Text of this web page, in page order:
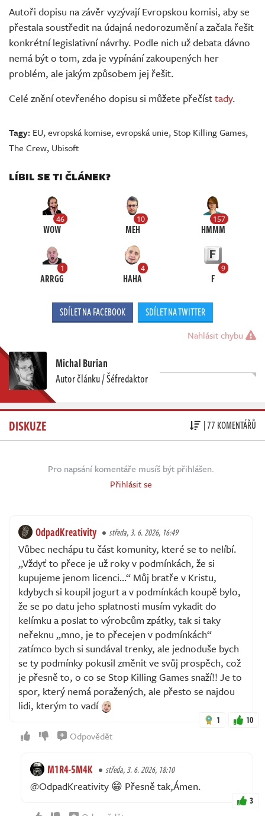
Autoři dopisu na závěr vyzývají Evropskou komisi, aby se
přestala soustředit na údajná nedorozumění a začala řešit
konkrétní legislativní návrhy. Podle nich už debata dávno
nemá být o tom, zda je vypínání zakoupených her
problém, ale jakým způsobem jej řešit.
Celé znění otevřeného dopisu si můžete přečísttady.
Tagy: EU,evropská komise,evropská unie,Stop Killing Games,
The Crew, Ubisoft
LÍBIL SE TI ČLÁNEK?
46
WOW
10
MEH
157
HMMM
1
ARRGG
4
HAHA
9
F
SDÍLET NA FACEBOOK SDÍLET NA TWITTER
Nahlásit chybu
Michal Burian
Autor článku / Šéfredaktor
DISKUZE | 77 KOMENTÁŘŮ
Pro napsání komentáře musíš být přihlášen.
Přihlásit se
OdpadKreativity středa, 3. 6. 2026, 16:49
Vůbec nechápu tu část komunity, které se to nelíbí.
„Vždyť to přece je už roky v podmínkách, že si
kupujeme jenom licenci…“ Můj bratře v Kristu,
kdybych si koupil jogurt a v podmínkách koupě bylo,
že se po datu jeho splatnosti musím vykadit do
kelímku a poslat to výrobcům zpátky, tak si taky
neřeknu „mno, je to přecejen v podmínkách“
zatímco bych si sundával trenky, ale jednoduše bych
se ty podmínky pokusil změnit ve svůj prospěch, což
je přesně to, o co se Stop Killing Games snaží!! Je to
spor, který nemá poražených, ale přesto se najdou
lidi, kterým to vadí
1 10
Odpovědět
M1R4-5M4K středa, 3. 6. 2026, 18:10
@OdpadKreativity 😁 Přesně tak,Ámen.
3